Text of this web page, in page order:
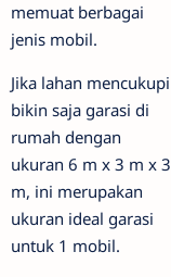
memuat berbagai
jenis mobil.
Jika lahan mencukupi
bikin saja garasi di
rumah dengan
ukuran 6 m x 3 m x 3
m, ini merupakan
ukuran ideal garasi
untuk 1 mobil.